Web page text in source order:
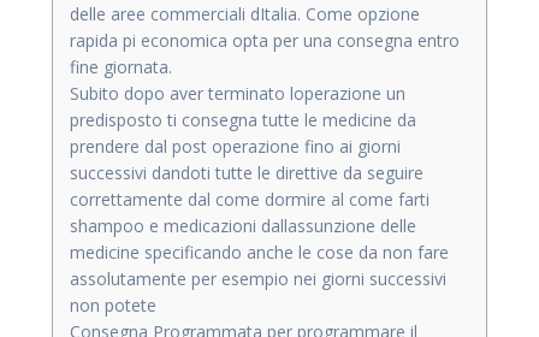
delle aree commerciali dItalia. Come opzione
rapida pi economica opta per una consegna entro
fine giornata.
Subito dopo aver terminato loperazione un
predisposto ti consegna tutte le medicine da
prendere dal post operazione fino ai giorni
successivi dandoti tutte le direttive da seguire
correttamente dal come dormire al come farti
shampoo e medicazioni dallassunzione delle
medicine specificando anche le cose da non fare
assolutamente per esempio nei giorni successivi
non potete
Consegna Programmata per programmare il